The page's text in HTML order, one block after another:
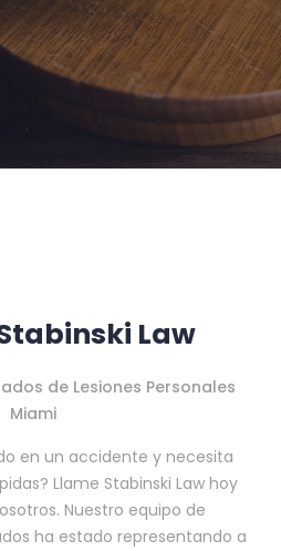
Law
de Lesiones Personales
Miami
en un accidente y necesita
Llame Stabinski Law hoy
Nuestro equipo de
ha estado representando a